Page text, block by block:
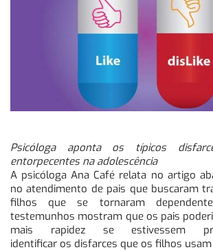
Psicóloga aponta os típicos
entorpecentes na adolescência
A psicóloga Ana Café relata no artigo
no atendimento de pais que buscaram
filhos que se tornaram
testemunhos mostram que os pais
mais rapidez se estivessem
identificar os disfarces que os filhos